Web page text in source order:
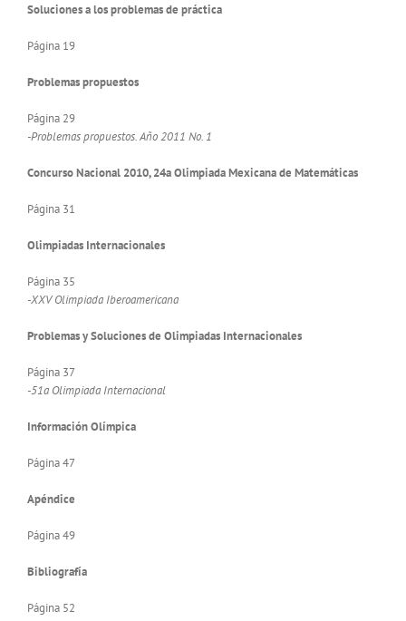
Soluciones a los problemas de práctica
Página 19
Problemas propuestos
Página 29
-Problemas propuestos. Año 2011 No. 1
Concurso Nacional 2010, 24a Olimpiada Mexicana de Matemáticas
Página 31
Olimpiadas Internacionales
Página 35
-XXV Olimpiada Iberoamericana
Problemas y Soluciones de Olimpiadas Internacionales
Página 37
-51a Olimpiada Internacional
Información Olímpica
Página 47
Apéndice
Página 49
Bibliografía
Página 52